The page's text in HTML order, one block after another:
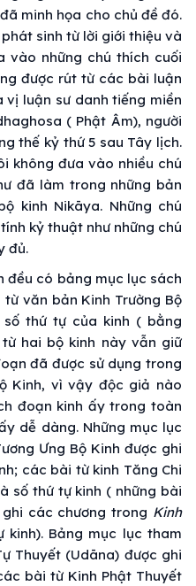
minh họa cho chủ đề đó.
sinh từ lời giới thiệu và
vào những chú thích cuối
được rút từ các bài luận
luận sư danh tiếng miền
( Phật Âm), người
thế kỷ thứ 5 sau Tây lịch.
không đưa vào nhiều chú
đã làm trong những bản
kinh Nikāya. Những chú
kỷ thuật như những chú
đủ.
có bảng mục lục sách
văn bản Kinh Trường Bộ
thứ tự của kinh ( bằng
hai bộ kinh này vẫn giữ
đã được sử dụng trong
Kinh, vì vậy độc giả nào
đoạn kinh ấy trong toàn
dễ dàng. Những mục lục
Ưng Bộ Kinh được ghi
các bài từ kinh Tăng Chi
số thứ tự kinh ( những bài
các chương trong Kinh
Bảng mục lục tham
Thuyết (Udāna) được ghi
bài từ Kinh Phật Thuyết